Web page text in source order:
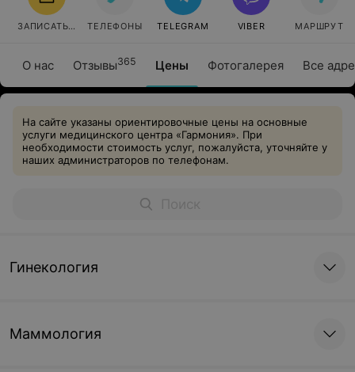
О нас Отзывы365 Цены Фотогалерея Все
ЗАПИСАТЬСЯ ТЕЛЕФОНЫ TELEGRAM VIBER МАРШРУТ
На сайте указаны ориентировочные цены на основные
услуги медицинского центра «Гармония». При
необходимости стоимость услуг, пожалуйста, уточняйте у
наших администраторов по телефонам.
Гинекология
Маммология